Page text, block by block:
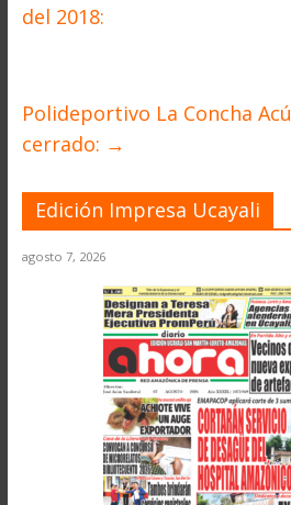
del 2018:
Polideportivo La Concha
cerrado: →
Edición Impresa Ucayali
agosto 7, 2026